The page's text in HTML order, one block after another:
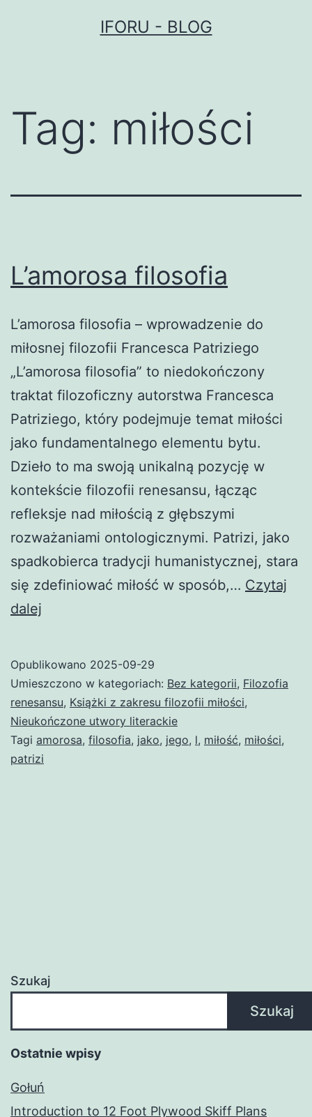
IFORU - BLOG
Tag: miłości
L’amorosa filosofia
L’amorosa filosofia – wprowadzenie do
miłosnej filozofii Francesca Patriziego
„L’amorosa filosofia” to niedokończony
traktat filozoficzny autorstwa Francesca
Patriziego, który podejmuje temat miłości
jako fundamentalnego elementu bytu.
Dzieło to ma swoją unikalną pozycję w
kontekście filozofii renesansu, łącząc
refleksje nad miłością z głębszymi
rozważaniami ontologicznymi. Patrizi, jako
spadkobierca tradycji humanistycznej, stara
się zdefiniować miłość w sposób,… Czytaj
dalej
Opublikowano 2025-09-29
Umieszczono w kategoriach: Bez kategorii, Filozofia
renesansu, Książki z zakresu filozofii miłości,
Nieukończone utwory literackie
Tagi amorosa, filosofia, jako, jego, l, miłość, miłości,
patrizi
Szukaj
Szukaj
Ostatnie wpisy
Gołuń
Introduction to 12 Foot Plywood Skiff Plans